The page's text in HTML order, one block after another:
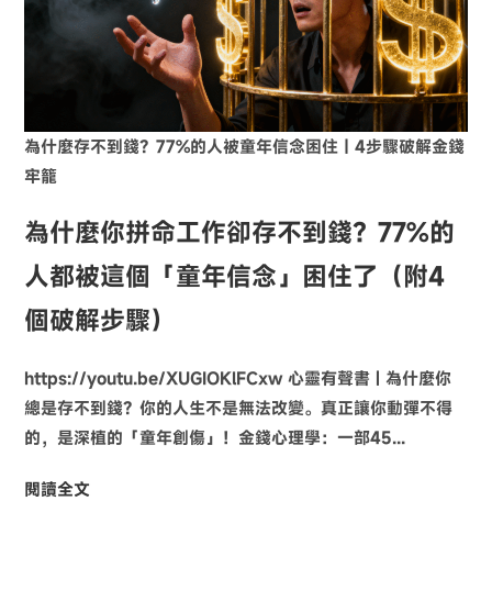
為什麼存不到錢？77%的人被童年信念困住｜4步驟破解金錢
牢籠
為什麼你拼命工作卻存不到錢？77%的
人都被這個「童年信念」困住了（附4
個破解步驟）
https://youtu.be/XUGIOKlFCxw 心靈有聲書 | 為什麼你
總是存不到錢？你的人生不是無法改變。真正讓你動彈不得
的，是深植的「童年創傷」！金錢心理學：一部45...
閱讀全文